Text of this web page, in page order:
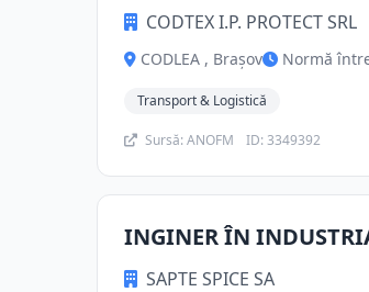
CODTEX I.P. PROTECT SRL
CODLEA , Brașov Normă
Transport & Logistică
Sursă: ANOFM ID: 3349392
INGINER ÎN
SAPTE SPICE SA